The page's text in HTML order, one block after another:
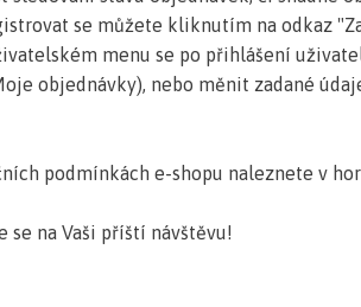
se můžete kliknutím na odkaz
menu se po přihlášení
objednávky), nebo měnit zadané
podmínkách e-shopu naleznete v
se na Vaši příští návštěvu!